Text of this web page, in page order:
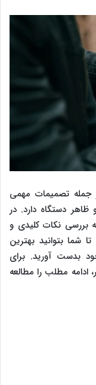
جمله تصمیمات مهمی
دستگاه دارد. در
بررسی نکات کلیدی و
شما بتوانید بهترین
بدست آورید. برای
ادامه مطلب را مطالعه